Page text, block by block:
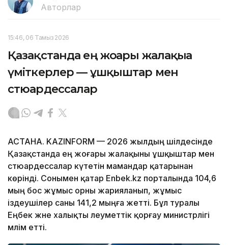
Авторлар
15:46, 06 Тамыз 2026
Қазақстанда ең жоғары жалақыға
үміткерлер — ұшқыштар мен
стюардессалар
АСТАНА. KAZINFORM — 2026 жылдың шілдесінде
Қазақстанда ең жоғары жалақыны ұшқыштар мен
стюардессалар күтетін мамандар қатарынан
көрінді. Сонымен қатар Enbek.kz порталында 104,6
мың бос жұмыс орны жарияланып, жұмыс
іздеушілер саны 141,2 мыңға жетті. Бұл туралы
Еңбек және халықты әлеуметтік қорғау министрлігі
мәлім етті.